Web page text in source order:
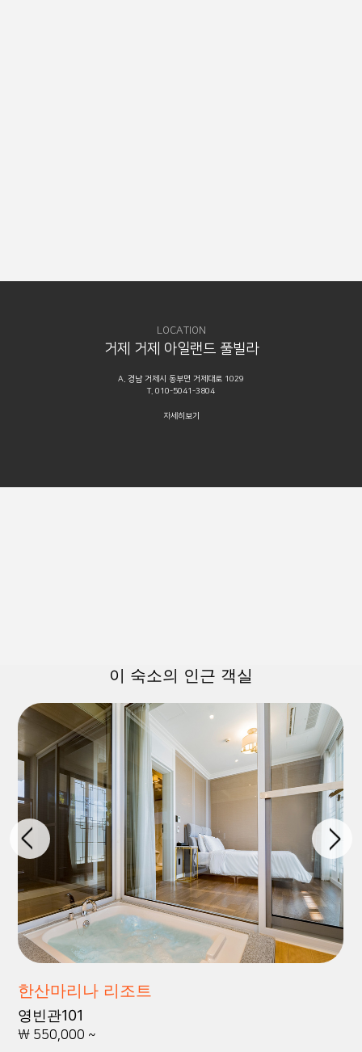
LOCATION
거제 거제 아일랜드 풀빌라
A. 경남 거제시 동부면 거제대로 1029
T. 010-5041-3804
자세히보기
이 숙소의 인근 객실
한산마리나 리조트
영빈관101
\ 550,000 ~